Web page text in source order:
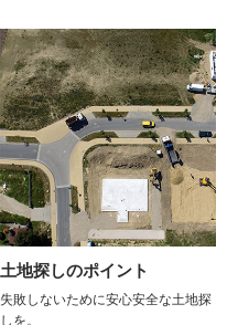
土地探しのポイント
失敗しないために安心安全な土地探
しを。